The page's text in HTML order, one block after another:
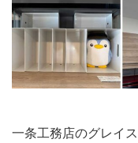
一条工務店のグレイ